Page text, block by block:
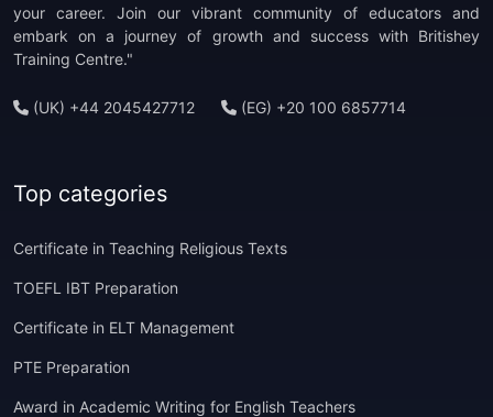
your career. Join our vibrant community of educators and
embark on a journey of growth and success with Britishey
Training Centre."
(UK) +44 2045427712 (EG) +20 100 6857714
Top categories
Certificate in Teaching Religious Texts
TOEFL IBT Preparation
Certificate in ELT Management
PTE Preparation
Award in Academic Writing for English Teachers